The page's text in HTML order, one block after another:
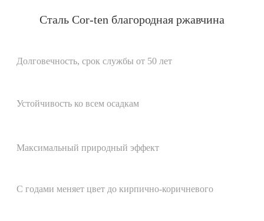
Сталь Cor-ten благородная ржавчина
Долговечность, срок службы от 50 лет
Устойчивость ко всем осадкам
Максимальный природный эффект
С годами меняет цвет до кирпично-коричневого